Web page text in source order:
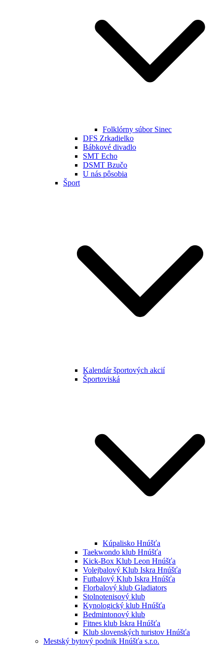
Folklórny súbor Sinec
DFS Zrkadielko
Bábkové divadlo
SMT Echo
DSMT Bzučo
U nás pôsobia
Šport
Kalendár športových akcií
Športoviská
Kúpalisko Hnúšťa
Taekwondo klub Hnúšťa
Kick-Box Klub Leon Hnúšťa
Volejbalový Klub Iskra Hnúšťa
Futbalový Klub Iskra Hnúšťa
Florbalový klub Gladiators
Stolnotenisový klub
Kynologický klub Hnúšťa
Bedmintonový klub
Fitnes klub Iskra Hnúšťa
Klub slovenských turistov Hnúšťa
Mestský bytový podnik Hnúšťa s.r.o.